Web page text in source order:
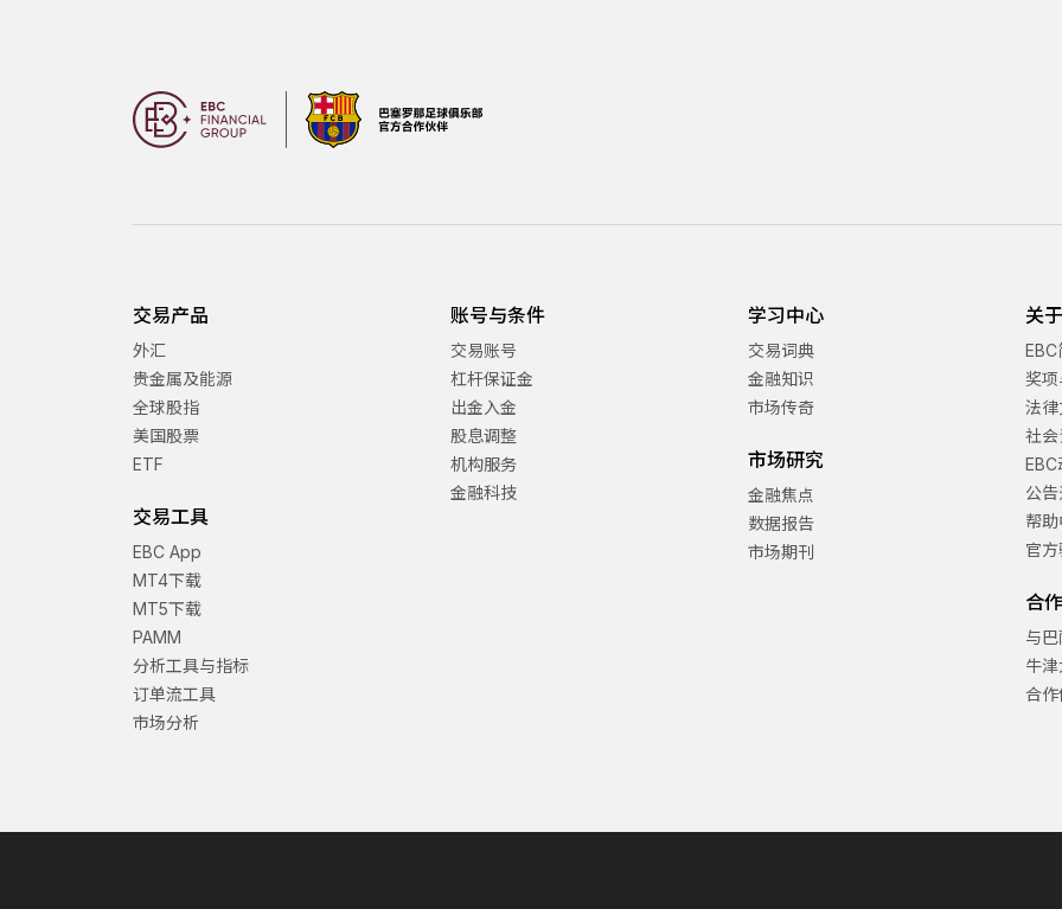
交易产品
外汇
贵金属及能源
全球股指
美国股票
ETF
交易工具
EBC App
MT4下载
MT5下载
PAMM
分析工具与指标
订单流工具
市场分析
账号与条件
交易账号
杠杆保证金
出金入金
股息调整
机构服务
金融科技
学习中心
交易词典
金融知识
市场传奇
市场研究
金融焦点
数据报告
市场期刊
关
奖
法
社
公
帮
官
合
与
牛
合